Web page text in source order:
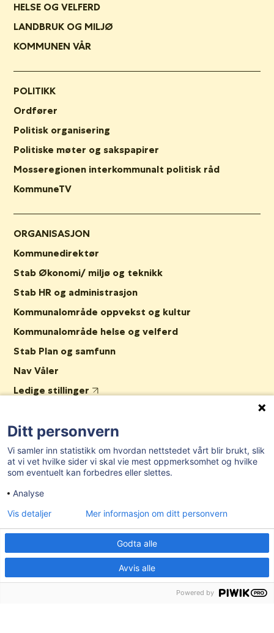
HELSE OG VELFERD
LANDBRUK OG MILJØ
KOMMUNEN VÅR
POLITIKK
Ordfører
Politisk organisering
Politiske møter og sakspapirer
Mosseregionen interkommunalt politisk råd
KommuneTV
ORGANISASJON
Kommunedirektør
Stab Økonomi/ miljø og teknikk
Stab HR og administrasjon
Kommunalområde oppvekst og kultur
Kommunalområde helse og velferd
Stab Plan og samfunn
Nav Våler
Ledige stillinger
AKTUELT
Østfold
E-post:postmottak@valer.kommune.no
Sentralbord:69 28 91 00
959 272 581
7874.06.27502
Ditt personvern
Vi samler inn statistikk om hvordan nettstedet vårt blir brukt, slik
at vi vet hvilke sider vi skal vie mest oppmerksomhet og hvilke
som eventuelt kan forbedres eller slettes.
Analyse
Godta alle
Avvis alle
Vis detaljer Mer informasjon om ditt personvern
Powered by